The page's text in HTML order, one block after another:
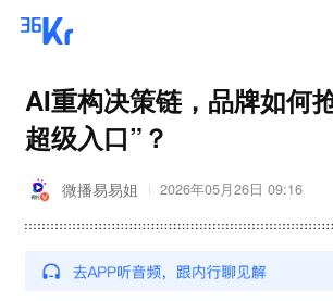
AI重构决策链，品牌如何
超级入口”？
微播易易姐 2026年05月26日 09:16